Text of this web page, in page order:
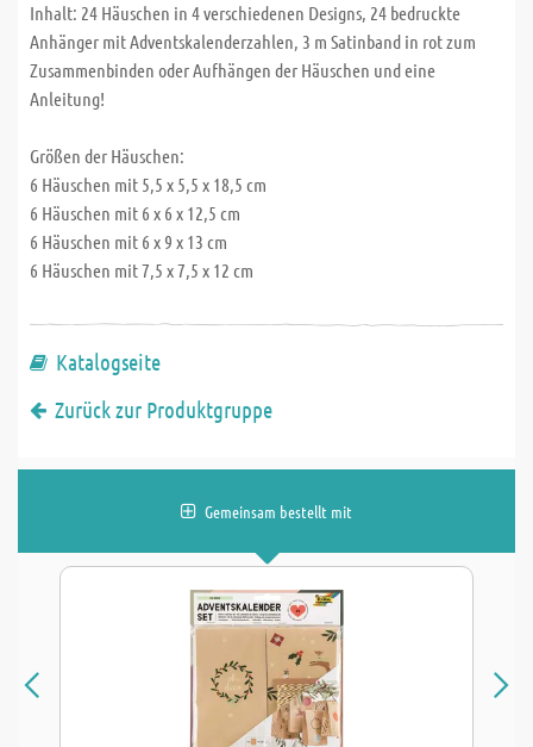
Inhalt: 24 Häuschen in 4 verschiedenen Designs, 24 bedruckte
Anhänger mit Adventskalenderzahlen, 3 m Satinband in rot zum
Zusammenbinden oder Aufhängen der Häuschen und eine
Anleitung!
Größen der Häuschen:
6 Häuschen mit 5,5 x 5,5 x 18,5 cm
6 Häuschen mit 6 x 6 x 12,5 cm
6 Häuschen mit 6 x 9 x 13 cm
6 Häuschen mit 7,5 x 7,5 x 12 cm
Katalogseite
Zurück zur Produktgruppe
Gemeinsam bestellt mit